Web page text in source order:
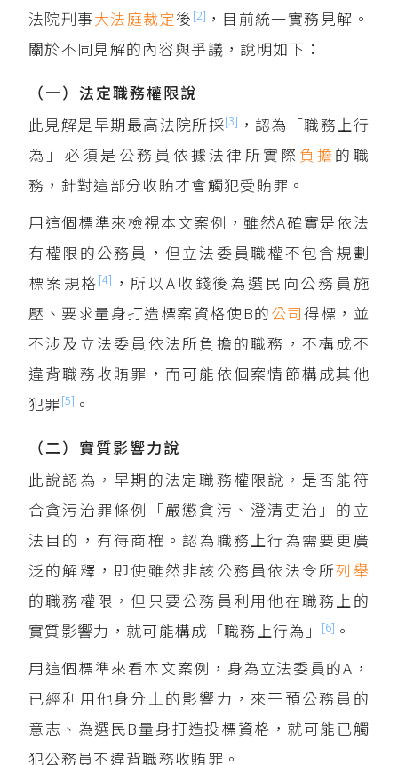
法院刑事大法庭裁定後 [2] ，目前統一實務見解。
關於不同見解的內容與爭議，說明如下：
（一）法定職務權限說
此見解是早期最高法院所採[3] ，認為「職務上行
為」必須是公務員依據法律所實際 負擔 的職
務，針對這部分收賄才會觸犯受賄罪。
用這個標準來檢視本文案例，雖然A確實是依法
有權限的公務員，但立法委員職權不包含規劃
標案規格 [4] ，所以A收錢後為選民向公務員施
壓、要求量身打造標案資格使B的公司得標，並
不涉及立法委員依法所負擔的職務，不構成不
違背職務收賄罪，而可能依個案情節構成其他
犯罪[5] 。
（二）實質影響力說
此說認為，早期的法定職務權限說，是否能符
合貪污治罪條例「嚴懲貪污、澄清吏治」的立
法目的，有待商榷。認為職務上行為需要更廣
泛的解釋，即使雖然非該公務員依法令所列舉
的職務權限，但只要公務員利用他在職務上的
實質影響力，就可能構成「職務上行為」
[6] 。
用這個標準來看本文案例，身為立法委員的A，
已經利用他身分上的影響力，來干預公務員的
意志、為選民B量身打造投標資格，就可能已觸
犯公務員不違背職務收賄罪。